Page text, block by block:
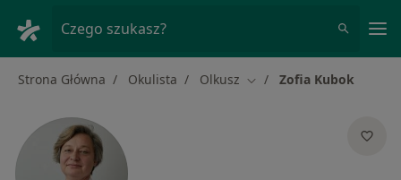
Czego szukasz?
Strona Główna Okulista Olkusz Zmień miasto
Zofia Kubok